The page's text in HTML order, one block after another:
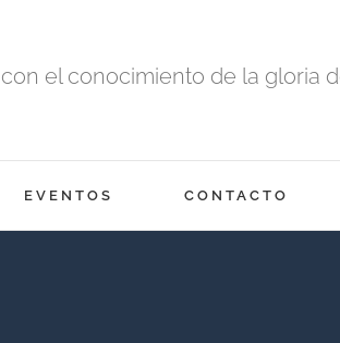
el conocimiento de la gloria
EVENTOS CONTACTO